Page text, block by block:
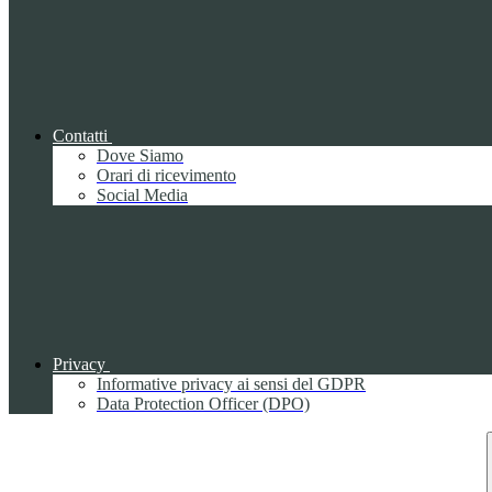
Contatti
Dove Siamo
Orari di ricevimento
Social Media
Privacy
Informative privacy ai sensi del GDPR
Data Protection Officer (DPO)